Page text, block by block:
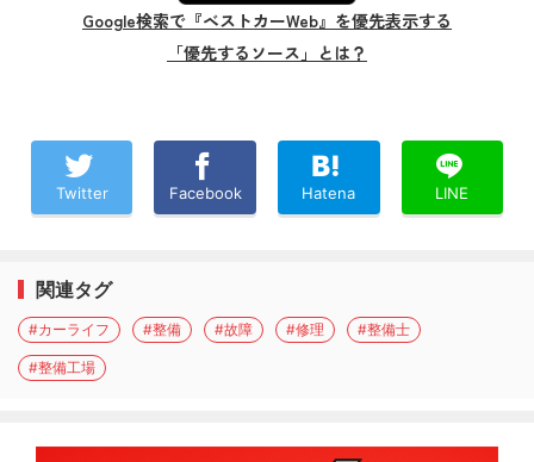
Google検索で『ベストカーWeb』を優先表示する
「優先するソース」とは？
Twitter Facebook Hatena LINE
関連タグ
#カーライフ #整備 #故障 #修理 #整備士
#整備工場